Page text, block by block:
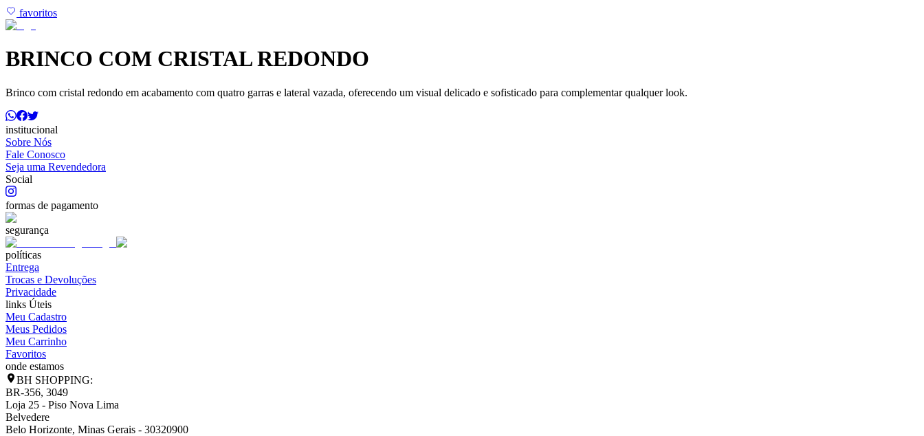
favoritos
BRINCO COM CRISTAL REDONDO
Brinco com cristal redondo em acabamento com quatro garras e lateral vazada, oferecendo um visual delicado e sofisticado para complementar qualquer look.
institucional
Sobre Nós
Fale Conosco
Seja uma Revendedora
Social
formas de pagamento
segurança
políticas
Entrega
Trocas e Devoluções
Privacidade
links Úteis
Meu Cadastro
Meus Pedidos
Meu Carrinho
Favoritos
onde estamos
BH SHOPPING:
BR-356, 3049
Loja 25 - Piso Nova Lima
Belvedere
Belo Horizonte, Minas Gerais - 30320900